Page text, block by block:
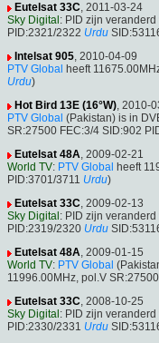
Eutelsat 33C, 2011-03-24
Sky Digital : PID zijn veranderd
PID:2321/2322 Urdu
Intelsat 905, 2010-04-09
PTV Global heeft
Urdu)
Hot Bird 13E (16°W), 2010-
PTV Global (Pakistan) is in
SR:27500 FEC:3/4 SID:902
Eutelsat 48A, 2009-02-21
World TV: PTV Global heeft
PID:3701/3711 Urdu)
Eutelsat 33C, 2009-02-13
Sky Digital : PID zijn veranderd
PID:2319/2320 Urdu
Eutelsat 48A, 2009-01-15
World TV: PTV Global
11996.00MHz, pol.V
Eutelsat 33C, 2008-10-25
Sky Digital : PID zijn veranderd
PID:2330/2331 Urdu